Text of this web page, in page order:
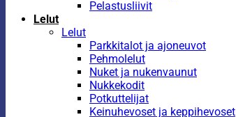
Pelastusliivit
Lelut
Lelut
Parkkitalot ja ajoneuvot
Pehmolelut
Nuket ja nukenvaunut
Nukkekodit
Potkuttelijat
Keinuhevoset ja keppihevoset